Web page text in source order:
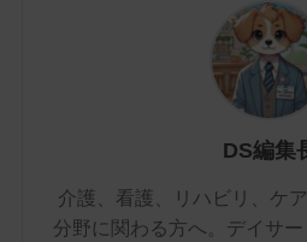
DS編集
介護、看護、リハビリ、ケ
分野に関わる方へ。デイサ